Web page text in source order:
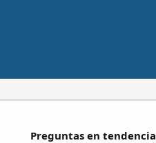
Preguntas en tendencia